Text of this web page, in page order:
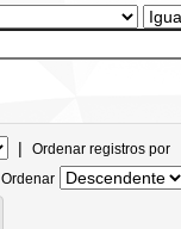
| Ordenar registros por
Ordenar